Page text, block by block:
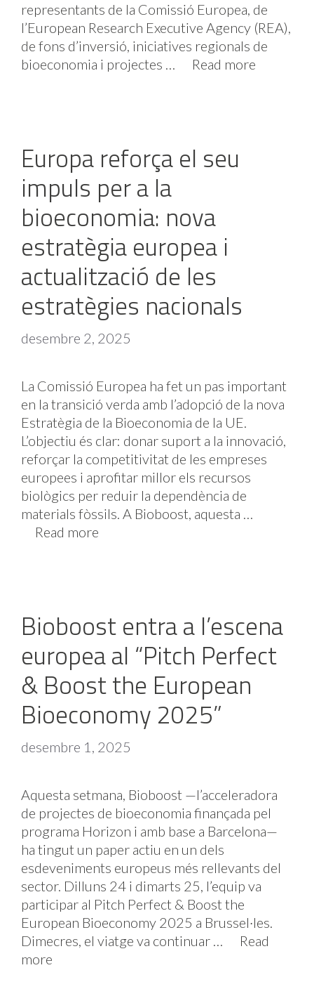
representants de la Comissió Europea, de
l’European Research Executive Agency (REA),
de fons d’inversió, iniciatives regionals de
bioeconomia i projectes …
Read more
Europa reforça el seu
impuls per a la
bioeconomia: nova
estratègia europea i
actualització de les
estratègies nacionals
desembre 2, 2025
La Comissió Europea ha fet un pas important
en la transició verda amb l’adopció de la nova
Estratègia de la Bioeconomia de la UE.
L’objectiu és clar: donar suport a la innovació,
reforçar la competitivitat de les empreses
europees i aprofitar millor els recursos
biològics per reduir la dependència de
materials fòssils. A Bioboost, aquesta …
Read more
Bioboost entra a l’escena
europea al “Pitch Perfect
& Boost the European
Bioeconomy 2025”
desembre 1, 2025
Aquesta setmana, Bioboost —l’acceleradora
de projectes de bioeconomia finançada pel
programa Horizon i amb base a Barcelona—
ha tingut un paper actiu en un dels
esdeveniments europeus més rellevants del
sector. Dilluns 24 i dimarts 25, l’equip va
participar al Pitch Perfect & Boost the
European Bioeconomy 2025 a Brussel·les.
Dimecres, el viatge va continuar …
Read
more